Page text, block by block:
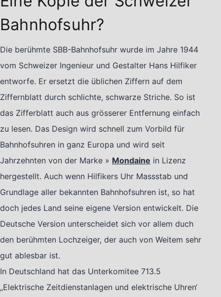
Bahnhofsuhr?
Die berühmte SBB-Bahnhofsuhr wurde im Jahre 1944
vom Schweizer Ingenieur und Gestalter Hans Hilfiker
entworfe. Er ersetzt die üblichen Ziffern auf dem
Ziffernblatt durch schlichte, schwarze Striche. So ist
das Zifferblatt auch aus grösserer Entfernung einfach
zu lesen. Das Design wird schnell zum Vorbild für
Bahnhofsuhren in ganz Europa und wird seit
Jahrzehnten von der Marke » Mondaine in Lizenz
hergestellt. Auch wenn Hilfikers Uhr Massstab und
Grundlage aller bekannten Bahnhofsuhren ist, so hat
doch jedes Land seine eigene Version entwickelt. Die
Deutsche Version unterscheidet sich vor allem duch
den berühmten Lochzeiger, der auch von Weitem sehr
gut ablesbar ist.
In Deutschland hat das Unterkomitee 713.5
„Elektrische Zeitdienstanlagen und elektrische Uhren‘